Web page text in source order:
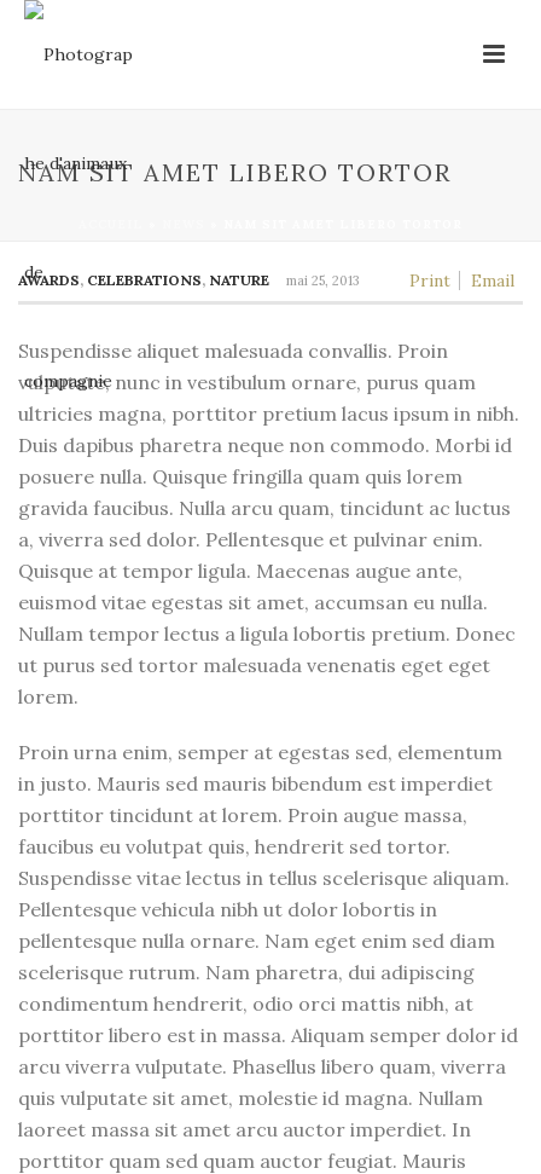
NAM SIT AMET LIBERO TORTOR
Print Email
AWARDS, CELEBRATIONS, NATURE mai 25, 2013
Suspendisse aliquet malesuada convallis. Proin
vulputate, nunc in vestibulum ornare, purus quam
ultricies magna, porttitor pretium lacus ipsum in nibh.
Duis dapibus pharetra neque non commodo. Morbi id
posuere nulla. Quisque fringilla quam quis lorem
gravida faucibus. Nulla arcu quam, tincidunt ac luctus
a, viverra sed dolor. Pellentesque et pulvinar enim.
Quisque at tempor ligula. Maecenas augue ante,
euismod vitae egestas sit amet, accumsan eu nulla.
Nullam tempor lectus a ligula lobortis pretium. Donec
ut purus sed tortor malesuada venenatis eget eget
lorem.
Proin urna enim, semper at egestas sed, elementum
in justo. Mauris sed mauris bibendum est imperdiet
porttitor tincidunt at lorem. Proin augue massa,
faucibus eu volutpat quis, hendrerit sed tortor.
Suspendisse vitae lectus in tellus scelerisque aliquam.
Pellentesque vehicula nibh ut dolor lobortis in
pellentesque nulla ornare. Nam eget enim sed diam
scelerisque rutrum. Nam pharetra, dui adipiscing
condimentum hendrerit, odio orci mattis nibh, at
porttitor libero est in massa. Aliquam semper dolor id
arcu viverra vulputate. Phasellus libero quam, viverra
quis vulputate sit amet, molestie id magna. Nullam
laoreet massa sit amet arcu auctor imperdiet. In
porttitor quam sed quam auctor feugiat. Mauris